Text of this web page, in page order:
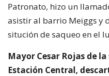
Patronato, hizo un
asistir al barrio Meiggs y
situción de saqueo en el
Mayor Cesar Rojas de
Estación Central,